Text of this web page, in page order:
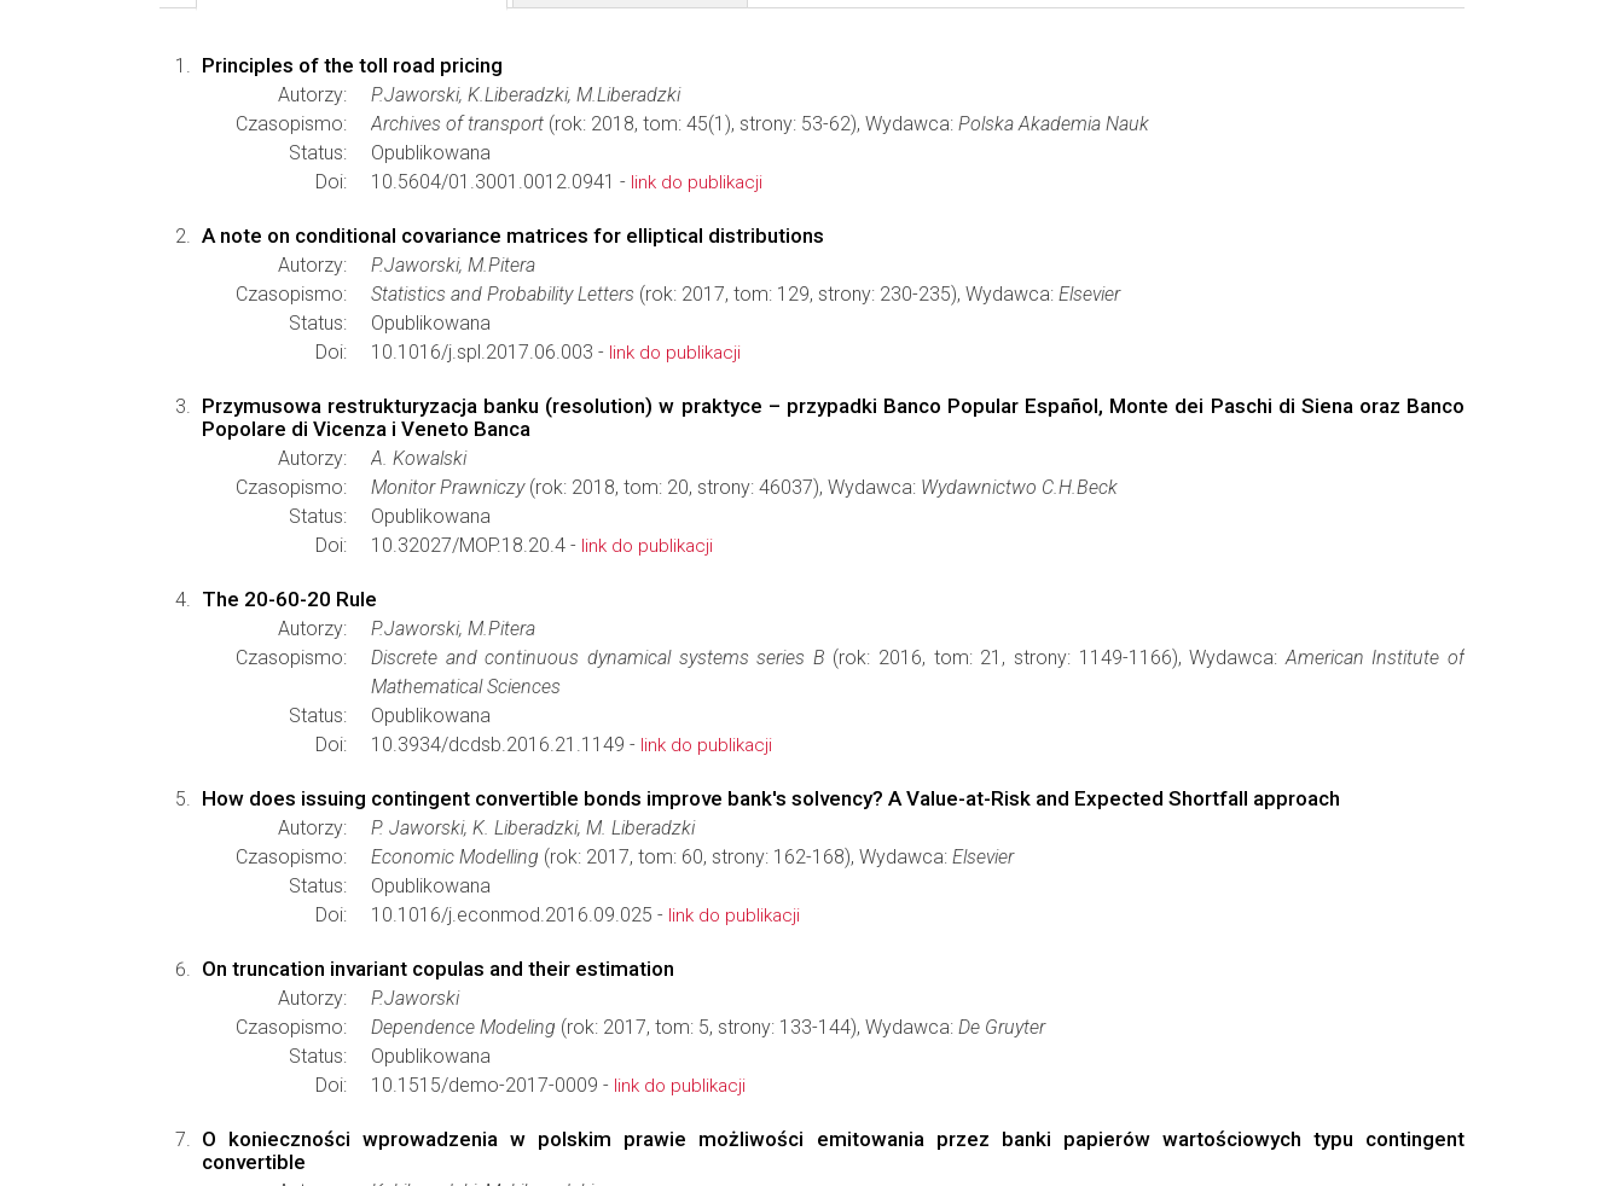
Principles of the toll road pricing
Autorzy:
P.Jaworski, K.Liberadzki, M.Liberadzki
Czasopismo:
Archives of transport (rok: 2018, tom: 45(1), strony: 53-62), Wydawca: Polska Akademia Nauk
Status:
Opublikowana
Doi:
10.5604/01.3001.0012.0941 - link do publikacji
A note on conditional covariance matrices for elliptical distributions
Autorzy:
P.Jaworski, M.Pitera
Czasopismo:
Statistics and Probability Letters (rok: 2017, tom: 129, strony: 230-235), Wydawca: Elsevier
Status:
Opublikowana
Doi:
10.1016/j.spl.2017.06.003 - link do publikacji
Przymusowa restrukturyzacja banku (resolution) w praktyce – przypadki Banco Popular Español, Monte dei Paschi di Siena oraz Banco
Popolare di Vicenza i Veneto Banca
Autorzy:
A. Kowalski
Czasopismo:
Monitor Prawniczy(rok: 2018, tom: 20, strony: 46037), Wydawca: Wydawnictwo C.H.Beck
Status:
Opublikowana
Doi:
10.32027/MOP.18.20.4 - link do publikacji
The 20-60-20 Rule
Autorzy:
P.Jaworski, M.Pitera
Czasopismo:
Discrete and continuous dynamical systems series B (rok: 2016, tom: 21, strony: 1149-1166), Wydawca:American Institute of
Mathematical Sciences
Status:
Opublikowana
Doi:
10.3934/dcdsb.2016.21.1149 - link do publikacji
How does issuing contingent convertible bonds improve bank's solvency? A Value-at-Risk and Expected Shortfall approach
Autorzy:
P. Jaworski, K. Liberadzki, M. Liberadzki
Czasopismo:
Economic Modelling (rok: 2017, tom: 60, strony: 162-168), Wydawca: Elsevier
Status:
Opublikowana
Doi:
10.1016/j.econmod.2016.09.025 - link do publikacji
On truncation invariant copulas and their estimation
Autorzy:
P.Jaworski
Czasopismo:
Dependence Modeling (rok: 2017, tom: 5, strony: 133-144), Wydawca: De Gruyter
Status:
Opublikowana
Doi:
10.1515/demo-2017-0009 - link do publikacji
O konieczności wprowadzenia w polskim prawie możliwości emitowania przez banki papierów wartościowych typu contingent
convertible